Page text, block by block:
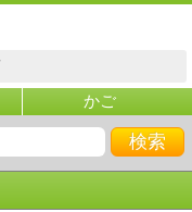
かご